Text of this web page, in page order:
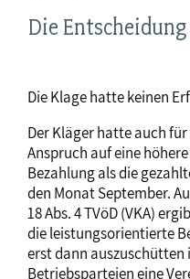
Die Entscheidung
Die Klage hatte keinen
Der Kläger hatte auch
Anspruch auf eine
Bezahlung als die
den Monat September.
18 Abs. 4 TVöD (VKA)
die leistungsorientierte
erst dann auszuschütten
Betriebsparteien eine